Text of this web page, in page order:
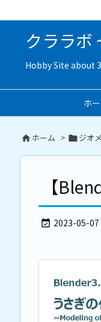
クララ
Hobby Site about
ホ
 ホーム > ジオ
【
 2023-05-07